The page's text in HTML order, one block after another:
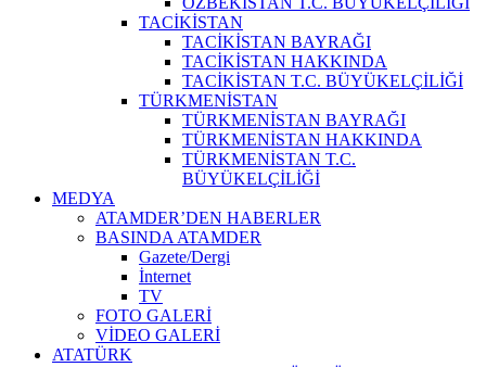
TACİKİSTAN
TACİKİSTAN BAYRAĞI
TACİKİSTAN HAKKINDA
TACİKİSTAN T.C. BÜYÜKELÇİLİĞİ
TÜRKMENİSTAN
TÜRKMENİSTAN BAYRAĞI
TÜRKMENİSTAN HAKKINDA
TÜRKMENİSTAN T.C.
BÜYÜKELÇİLİĞİ
MEDYA
ATAMDER’DEN HABERLER
BASINDA ATAMDER
Gazete/Dergi
İnternet
TV
FOTO GALERİ
VİDEO GALERİ
ATATÜRK